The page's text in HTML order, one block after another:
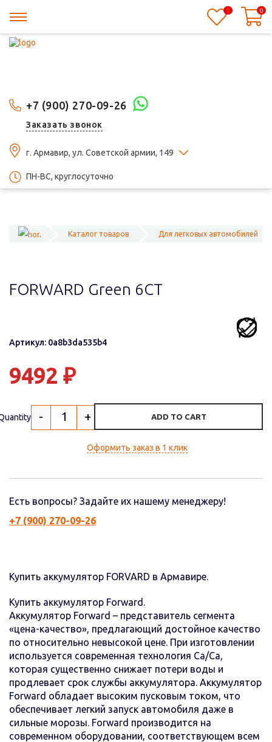
+7 (900) 270-09-26
Заказать звонок
г. Армавир, ул. Советской армии, 149
ПН-ВС, круглосуточно
0 0
Каталог товаров Для легковых автомобилей
FORWARD Green 6СТ
Артикул: 0a8b3da535b4
9492 ₽
- + ADD TO CART
Оформить заказ в 1 клик
Есть вопросы? Задайте их нашему менеджеру!
+7 (900) 270-09-26
Купить аккумулятор FORVARD в Армавире.
Купить аккумулятор Forward.
Аккумулятор Forward – представитель сегмента
«цена-качество», предлагающий достойное качество
по относительно невысокой цене. При изготовлении
используется современная технология Ca/Ca,
которая существенно снижает потери воды и
продлевает срок службы аккумулятора. Аккумулятор
Forward обладает высоким пусковым током, что
обеспечивает легкий запуск автомобиля даже в
сильные морозы. Forward производится на
современном оборудовании, соответствующем всем